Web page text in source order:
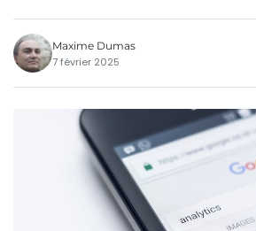
Maxime Dumas
7 février 2025